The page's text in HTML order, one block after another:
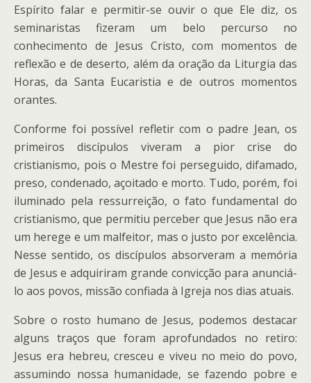
Espírito falar e permitir-se ouvir o que Ele diz, os
seminaristas fizeram um belo percurso no
conhecimento de Jesus Cristo, com momentos de
reflexão e de deserto, além da oração da Liturgia das
Horas, da Santa Eucaristia e de outros momentos
orantes.
Conforme foi possível refletir com o padre Jean, os
primeiros discípulos viveram a pior crise do
cristianismo, pois o Mestre foi perseguido, difamado,
preso, condenado, açoitado e morto. Tudo, porém, foi
iluminado pela ressurreição, o fato fundamental do
cristianismo, que permitiu perceber que Jesus não era
um herege e um malfeitor, mas o justo por excelência.
Nesse sentido, os discípulos absorveram a memória
de Jesus e adquiriram grande convicção para anunciá-
lo aos povos, missão confiada à Igreja nos dias atuais.
Sobre o rosto humano de Jesus, podemos destacar
alguns traços que foram aprofundados no retiro:
Jesus era hebreu, cresceu e viveu no meio do povo,
assumindo nossa humanidade, se fazendo pobre e